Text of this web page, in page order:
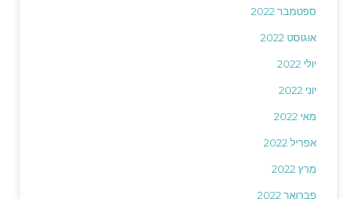
ספטמבר 2022
אוגוסט 2022
יולי 2022
יוני 2022
מאי 2022
אפריל 2022
מרץ 2022
פברואר 2022